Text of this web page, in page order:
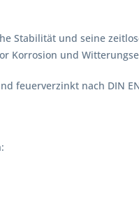
Stabilität und seine
Korrosion und
feuerverzinkt nach DIN